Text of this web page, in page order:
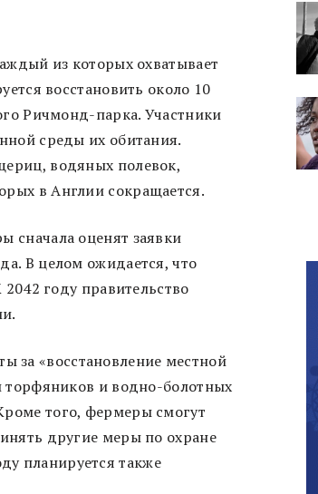
из которых охватывает
восстановить около 10
Ричмонд-парка. Участники
среды их обитания.
водяных полевок,
в Англии сокращается.
сначала оценят заявки
В целом ожидается, что
году правительство
«восстановление местной
торфяников и водно-болотных
того, фермеры смогут
другие меры по охране
планируется также